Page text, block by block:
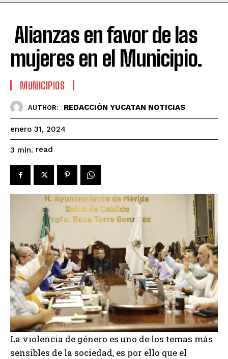
Alianzas en favor de las
mujeres en el Municipio.
MUNICIPIOS
AUTHOR: REDACCIÓN YUCATAN NOTICIAS
enero 31, 2024
3 min. read
La violencia de género es uno de los temas más
sensibles de la sociedad, es por ello que el